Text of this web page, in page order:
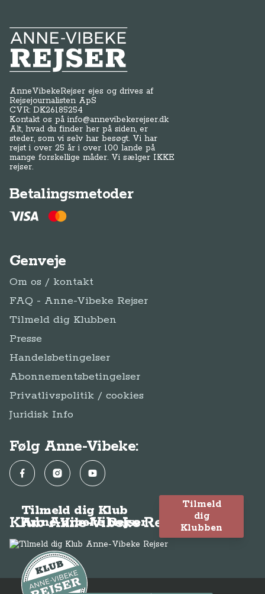
Anne-Vibeke Rejser
AnneVibekeRejser ejes og drives af
Rejsejournalisten ApS
CVR: DK26185254
Kontakt os påinfo@annevibekerejser.dk
Alt, hvad du finder her på siden, er
steder, som vi selv har besøgt. Vi har
rejst i over 25 år i over 100 lande på
mange forskellige måder. Vi sælger IKKE
rejser.
Betalingsmetoder
Genveje
Om os / kontakt
FAQ - Anne-Vibeke Rejser
Tilmeld dig Klubben
Presse
Handelsbetingelser
Abonnementsbetingelser
Privatlivspolitik / cookies
Juridisk Info
Følg Anne-Vibeke:
FacebookInstagramYouTube
Klub Anne-Vibeke Rejser
Tilmeld dig Klub
Anne-Vibeke Rejser
Tilmeld
dig
Klubben